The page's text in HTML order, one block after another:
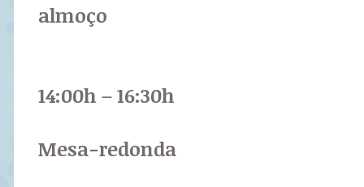
almoço
14:00h – 16:30h
Mesa-redonda